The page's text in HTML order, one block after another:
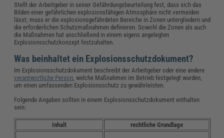
Stellt der Arbeitgeber in seiner Gefährdungsbeurteilung fest, dass sich das
Bilden einer gefährlichen explosionsfähigen Atmosphäre nicht vermeiden
lässt, muss er die explosionsgefährdeten Bereiche in Zonen untergliedern und
die erforderlichen Schutzmaßnahmen definieren. Sowohl die Zonen als auch
die Maßnahmen hat anschließend in einem eigens angelegten
Explosionsschutzkonzept festzuhalten.
Was beinhaltet ein Explosionsschutzdokument?
Im Explosionsschutzdokument beschreibt der Arbeitgeber oder eine andere
verantwortliche Person , welche Maßnahmen im Betrieb festgelegt wurden,
um einen umfassenden Explosionsschutz zu gewährleisten.
Folgende Angaben sollten in einem Explosionsschutzdokument enthalten
sein:
Inhalt rechtliche Grundlage